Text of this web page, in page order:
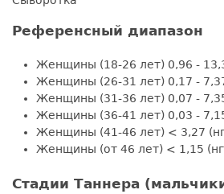
Референсный диапазон
Женщины (18-26 лет) 0,96 -
Женщины (26-31 лет) 0,17 -
Женщины (31-36 лет) 0,07 -
Женщины (36-41 лет) 0,03 -
Женщины (41-46 лет) < 3,27
Женщины (от 46 лет) < 1,15
Стадии Таннера